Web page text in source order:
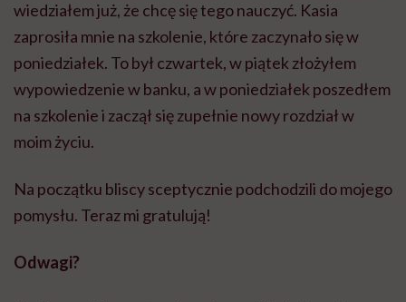
wiedziałem już, że chcę się tego nauczyć. Kasia
zaprosiła mnie na szkolenie, które zaczynało się w
poniedziałek. To był czwartek, w piątek złożyłem
wypowiedzenie w banku, a w poniedziałek poszedłem
na szkolenie i zaczął się zupełnie nowy rozdział w
moim życiu.
Na początku bliscy sceptycznie podchodzili do mojego
pomysłu. Teraz mi gratulują!
Odwagi?